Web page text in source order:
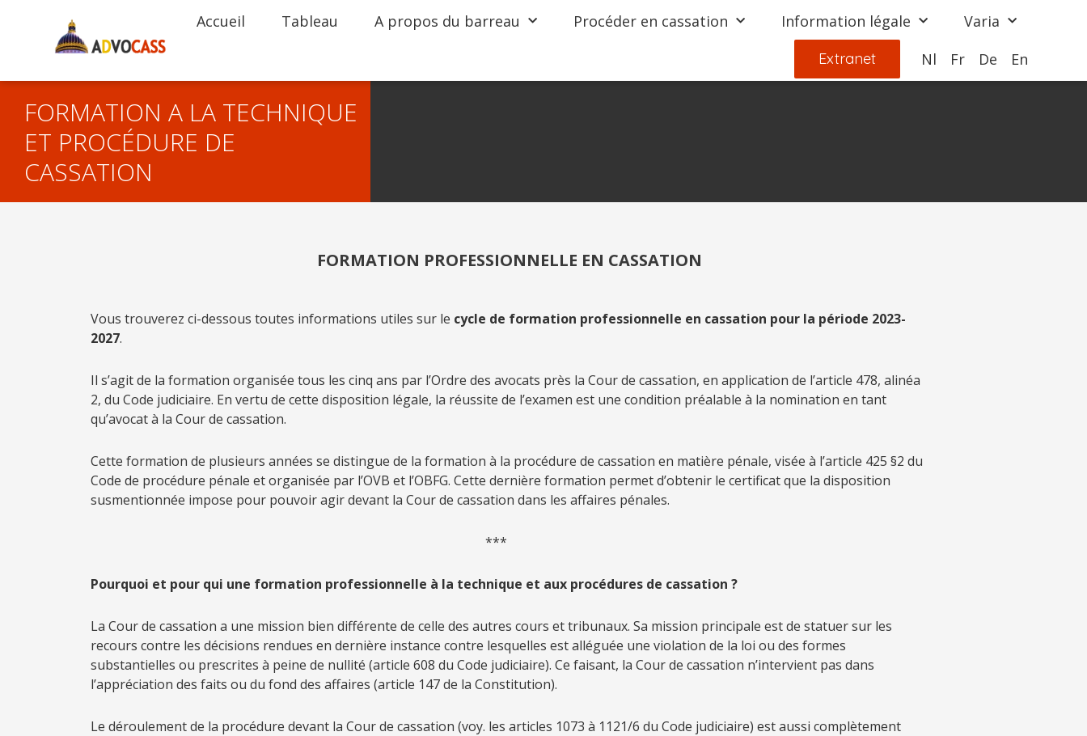
Accueil Tableau A propos du barreau Procéder en cassation Information légale Varia
Extranet Nl Fr De En
FORMATION A LA TECHNIQUE
ET PROCÉDURE DE
CASSATION
FORMATION PROFESSIONNELLE EN CASSATION
Vous trouverez ci-dessous toutes informations utiles sur le cycle de formation professionnelle en cassation pour la période 2023-
2027.
Il s’agit de la formation organisée tous les cinq ans par l’Ordre des avocats près la Cour de cassation, en application de l’article 478, alinéa
2, du Code judiciaire. En vertu de cette disposition légale, la réussite de l’examen est une condition préalable à la nomination en tant
qu’avocat à la Cour de cassation.
Cette formation de plusieurs années se distingue de la formation à la procédure de cassation en matière pénale, visée à l’article 425 §2 du
Code de procédure pénale et organisée par l’OVB et l’OBFG. Cette dernière formation permet d’obtenir le certificat que la disposition
susmentionnée impose pour pouvoir agir devant la Cour de cassation dans les affaires pénales.
***
Pourquoi et pour qui une formation professionnelle à la technique et aux procédures de cassation ?
La Cour de cassation a une mission bien différente de celle des autres cours et tribunaux. Sa mission principale est de statuer sur les
recours contre les décisions rendues en dernière instance contre lesquelles est alléguée une violation de la loi ou des formes
substantielles ou prescrites à peine de nullité (article 608 du Code judiciaire). Ce faisant, la Cour de cassation n’intervient pas dans
l’appréciation des faits ou du fond des affaires (article 147 de la Constitution).
Le déroulement de la procédure devant la Cour de cassation (voy. les articles 1073 à 1121/6 du Code judiciaire) est aussi complètement